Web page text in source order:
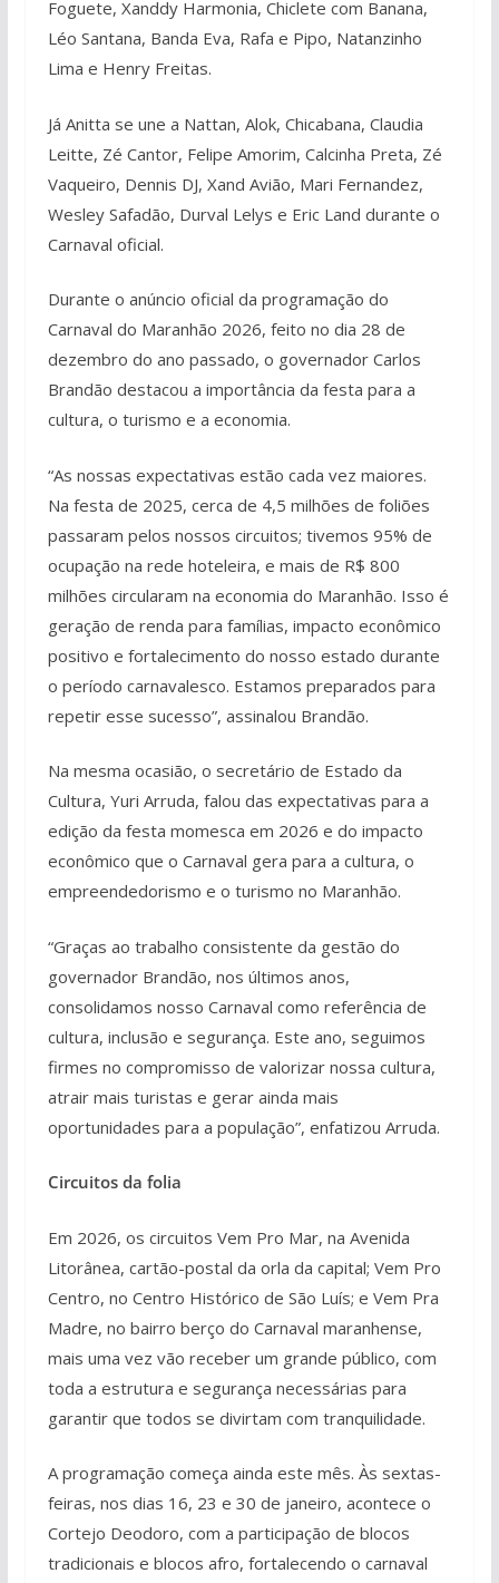
Foguete, Xanddy Harmonia, Chiclete com Banana,
Léo Santana, Banda Eva, Rafa e Pipo, Natanzinho
Lima e Henry Freitas.
Já Anitta se une a Nattan, Alok, Chicabana, Claudia
Leitte, Zé Cantor, Felipe Amorim, Calcinha Preta, Zé
Vaqueiro, Dennis DJ, Xand Avião, Mari Fernandez,
Wesley Safadão, Durval Lelys e Eric Land durante o
Carnaval oficial.
Durante o anúncio oficial da programação do
Carnaval do Maranhão 2026, feito no dia 28 de
dezembro do ano passado, o governador Carlos
Brandão destacou a importância da festa para a
cultura, o turismo e a economia.
“As nossas expectativas estão cada vez maiores.
Na festa de 2025, cerca de 4,5 milhões de foliões
passaram pelos nossos circuitos; tivemos 95% de
ocupação na rede hoteleira, e mais de R$ 800
milhões circularam na economia do Maranhão. Isso é
geração de renda para famílias, impacto econômico
positivo e fortalecimento do nosso estado durante
o período carnavalesco. Estamos preparados para
repetir esse sucesso”, assinalou Brandão.
Na mesma ocasião, o secretário de Estado da
Cultura, Yuri Arruda, falou das expectativas para a
edição da festa momesca em 2026 e do impacto
econômico que o Carnaval gera para a cultura, o
empreendedorismo e o turismo no Maranhão.
“Graças ao trabalho consistente da gestão do
governador Brandão, nos últimos anos,
consolidamos nosso Carnaval como referência de
cultura, inclusão e segurança. Este ano, seguimos
firmes no compromisso de valorizar nossa cultura,
atrair mais turistas e gerar ainda mais
oportunidades para a população”, enfatizou Arruda.
Circuitos da folia
Em 2026, os circuitos Vem Pro Mar, na Avenida
Litorânea, cartão-postal da orla da capital; Vem Pro
Centro, no Centro Histórico de São Luís; e Vem Pra
Madre, no bairro berço do Carnaval maranhense,
mais uma vez vão receber um grande público, com
toda a estrutura e segurança necessárias para
garantir que todos se divirtam com tranquilidade.
A programação começa ainda este mês. Às sextas-
feiras, nos dias 16, 23 e 30 de janeiro, acontece o
Cortejo Deodoro, com a participação de blocos
tradicionais e blocos afro, fortalecendo o carnaval